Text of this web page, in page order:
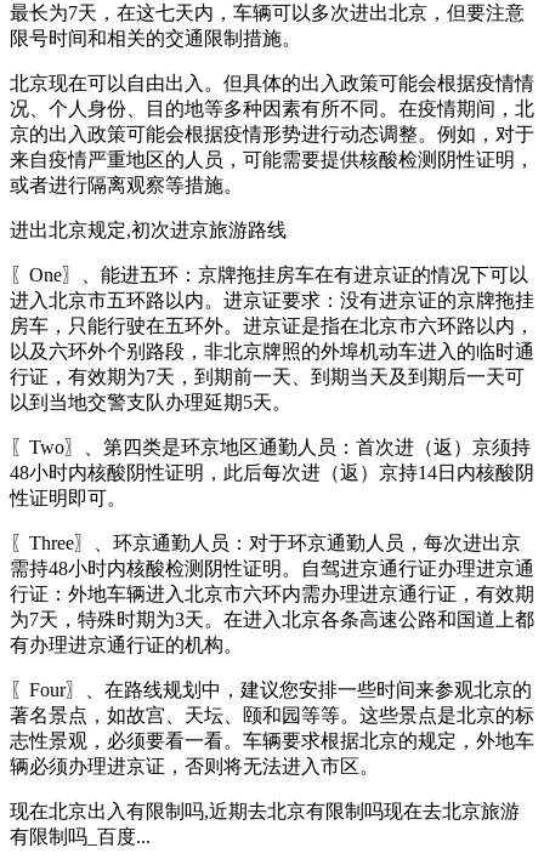
最长为7天，在这七天内，车辆可以多次进出北京，但要注意
限号时间和相关的交通限制措施。
北京现在可以自由出入。但具体的出入政策可能会根据疫情情
况、个人身份、目的地等多种因素有所不同。在疫情期间，北
京的出入政策可能会根据疫情形势进行动态调整。例如，对于
来自疫情严重地区的人员，可能需要提供核酸检测阴性证明，
或者进行隔离观察等措施。
进出北京规定,初次进京旅游路线
〖One〗、能进五环：京牌拖挂房车在有进京证的情况下可以
进入北京市五环路以内。进京证要求：没有进京证的京牌拖挂
房车，只能行驶在五环外。进京证是指在北京市六环路以内，
以及六环外个别路段，非北京牌照的外埠机动车进入的临时通
行证，有效期为7天，到期前一天、到期当天及到期后一天可
以到当地交警支队办理延期5天。
〖Two〗、第四类是环京地区通勤人员：首次进（返）京须持
48小时内核酸阴性证明，此后每次进（返）京持14日内核酸阴
性证明即可。
〖Three〗、环京通勤人员：对于环京通勤人员，每次进出京
需持48小时内核酸检测阴性证明。自驾进京通行证办理进京通
行证：外地车辆进入北京市六环内需办理进京通行证，有效期
为7天，特殊时期为3天。在进入北京各条高速公路和国道上都
有办理进京通行证的机构。
〖Four〗、在路线规划中，建议您安排一些时间来参观北京的
著名景点，如故宫、天坛、颐和园等等。这些景点是北京的标
志性景观，必须要看一看。车辆要求根据北京的规定，外地车
辆必须办理进京证，否则将无法进入市区。
现在北京出入有限制吗,近期去北京有限制吗现在去北京旅游
有限制吗_百度...